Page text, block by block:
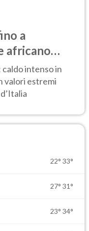
a
africano
intenso in
valori estremi
22° 33°
27° 31°
23° 34°